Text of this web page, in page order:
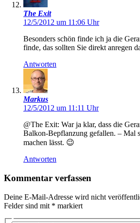
The Exit
12/5/2012 um 11:06 Uhr
Besonders schön finde ich ja die
finde, das sollten Sie direkt anregen
Antworten
Markus
12/5/2012 um 11:11 Uhr
@The Exit: War ja klar, dass die
Balkon-Bepflanzung gefallen. – Mal
machen lässt. 😉
Antworten
Kommentar verfassen
Deine E-Mail-Adresse wird nicht
Felder sind mit * markiert